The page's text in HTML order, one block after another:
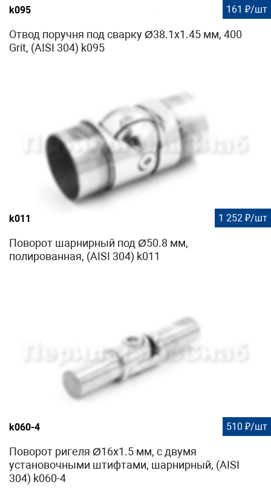
k095 161 ₽/шт
Отвод поручня под сварку Ø38.1х1.45 мм, 400
Grit, (AISI 304) k095
k011 1 252 ₽/шт
Поворот шарнирный под Ø50.8 мм,
полированная, (AISI 304) k011
k060-4 510 ₽/шт
Поворот ригеля Ø16х1.5 мм, с двумя
установочными штифтами, шарнирный, (AISI
304) k060-4